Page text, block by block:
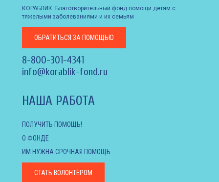
КОРАБЛИК. Благотворительный фонд помощи детям с
тяжелыми заболеваниями и их семьям
ОБРАТИТЬСЯ ЗА ПОМОЩЬЮ
8-800-301-4341
info@korablik-fond.ru
НАША РАБОТА
ПОЛУЧИТЬ ПОМОЩЬ!
О ФОНДЕ
ИМ НУЖНА СРОЧНАЯ ПОМОЩЬ
СТАТЬ ВОЛОНТЁРОМ